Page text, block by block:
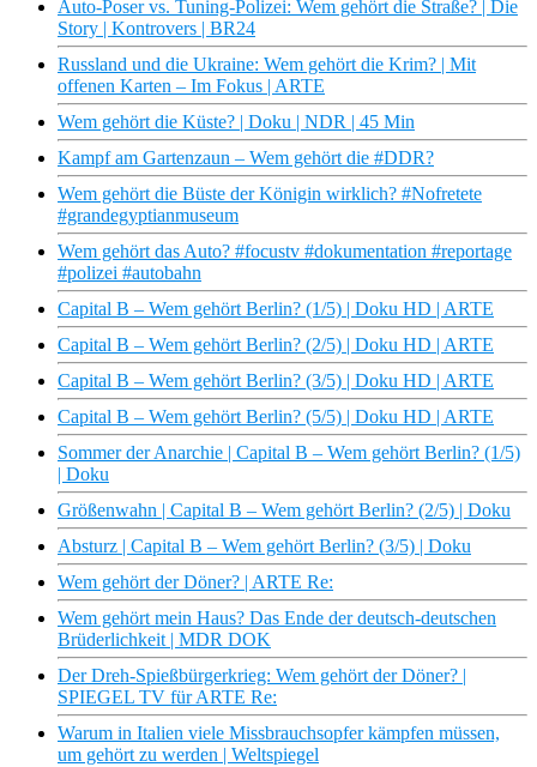
Auto-Poser vs. Tuning-Polizei: Wem gehört die Straße? | Die
Story | Kontrovers | BR24
Russland und die Ukraine: Wem gehört die Krim? | Mit
offenen Karten – Im Fokus | ARTE
Wem gehört die Küste? | Doku | NDR | 45 Min
Kampf am Gartenzaun – Wem gehört die #DDR?
Wem gehört die Büste der Königin wirklich? #Nofretete
#grandegyptianmuseum
Wem gehört das Auto? #focustv #dokumentation #reportage
#polizei #autobahn
Capital B – Wem gehört Berlin? (1/5) | Doku HD | ARTE
Capital B – Wem gehört Berlin? (2/5) | Doku HD | ARTE
Capital B – Wem gehört Berlin? (3/5) | Doku HD | ARTE
Capital B – Wem gehört Berlin? (5/5) | Doku HD | ARTE
Sommer der Anarchie | Capital B – Wem gehört Berlin? (1/5)
| Doku
Größenwahn | Capital B – Wem gehört Berlin? (2/5) | Doku
Absturz | Capital B – Wem gehört Berlin? (3/5) | Doku
Wem gehört der Döner? | ARTE Re:
Wem gehört mein Haus? Das Ende der deutsch-deutschen
Brüderlichkeit | MDR DOK
Der Dreh-Spießbürgerkrieg: Wem gehört der Döner? |
SPIEGEL TV für ARTE Re:
Warum in Italien viele Missbrauchsopfer kämpfen müssen,
um gehört zu werden | Weltspiegel